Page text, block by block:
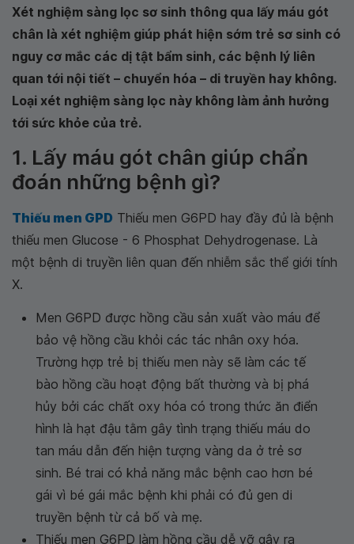
Xét nghiệm sàng lọc sơ sinh thông qua lấy máu gót
chân là xét nghiệm giúp phát hiện sớm trẻ sơ sinh có
nguy cơ mắc các dị tật bẩm sinh, các bệnh lý liên
quan tới nội tiết – chuyển hóa – di truyền hay không.
Loại xét nghiệm sàng lọc này không làm ảnh hưởng
tới sức khỏe của trẻ.
1. Lấy máu gót chân giúp chẩn
đoán những bệnh gì?
Thiếu men GPD Thiếu men G6PD hay đầy đủ là bệnh
thiếu men Glucose - 6 Phosphat Dehydrogenase. Là
một bệnh di truyền liên quan đến nhiễm sắc thể giới tính
X.
Men G6PD được hồng cầu sản xuất vào máu để
bảo vệ hồng cầu khỏi các tác nhân oxy hóa.
Trường hợp trẻ bị thiếu men này sẽ làm các tế
bào hồng cầu hoạt động bất thường và bị phá
hủy bởi các chất oxy hóa có trong thức ăn điển
hình là hạt đậu tằm gây tình trạng thiếu máu do
tan máu dẫn đến hiện tượng vàng da ở trẻ sơ
sinh. Bé trai có khả năng mắc bệnh cao hơn bé
gái vì bé gái mắc bệnh khi phải có đủ gen di
truyền bệnh từ cả bố và mẹ.
Thiếu men G6PD làm hồng cầu dễ vỡ gây ra